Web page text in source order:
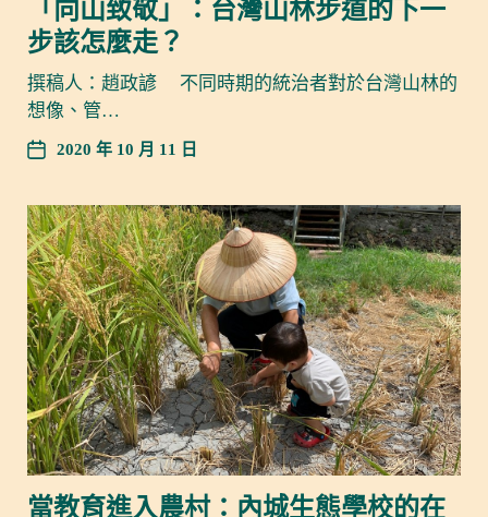
「向山致敬」：台灣山林步道的下一
步該怎麼走？
撰稿人：趙政諺 不同時期的統治者對於台灣山林的
想像、管…
2020 年 10 月 11 日
當教育進入農村：內城生態學校的在